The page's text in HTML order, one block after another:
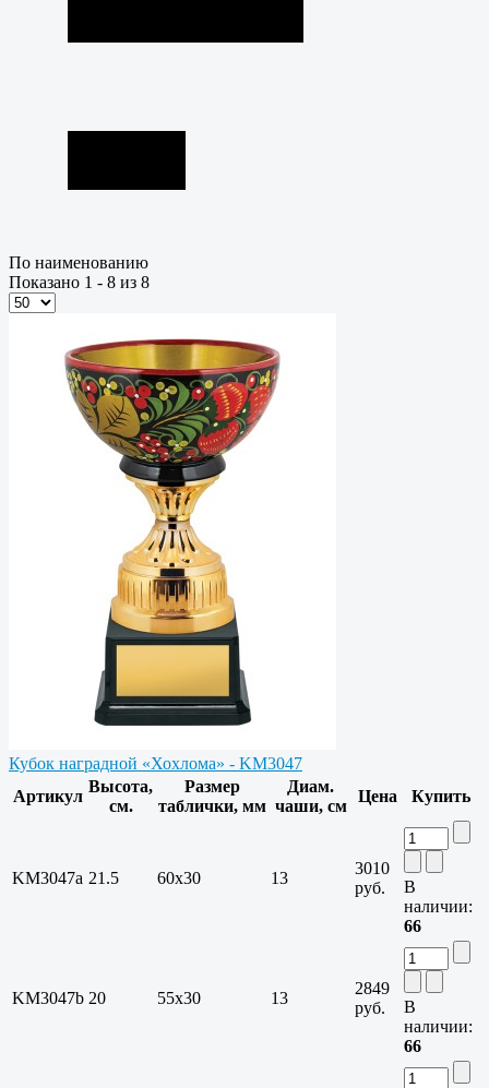
По наименованию
Показано 1 - 8 из 8
Кубок наградной «Хохлома» - KM3047
Артикул
Высота,
см.
Размер
таблички, мм
Диам.
чаши, см
Цена Купить
KM3047a 21.5 60x30 13
3010
руб.
В
наличии:
66
KM3047b 20 55x30 13
2849
руб.
В
наличии:
66